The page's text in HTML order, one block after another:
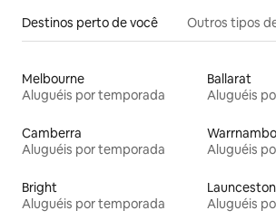
Destinos perto de você Outros tipos
Melbourne
Aluguéis por temporada
Ballarat
Aluguéis
Camberra
Aluguéis por temporada
Aluguéis
Bright
Aluguéis por temporada
Launceston
Aluguéis